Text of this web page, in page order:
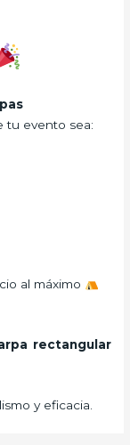
tu evento sea:
al máximo
rectangular
y eficacia.